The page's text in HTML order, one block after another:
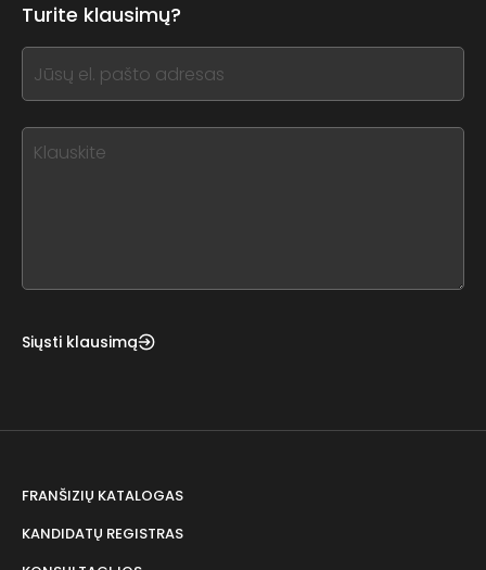
this
form
field
blank
Turite klausimų?
If
you
this,
Siųsti klausimą
FRANŠIZIŲ KATALOGAS
KANDIDATŲ REGISTRAS